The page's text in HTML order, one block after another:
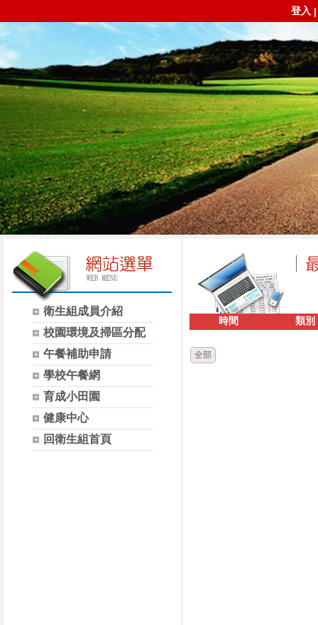
登入
衛生組成員介紹
校園環境及掃區分配
午餐補助申請
學校午餐網
育成小田園
健康中心
回衛生組首頁
時間 類別
全部